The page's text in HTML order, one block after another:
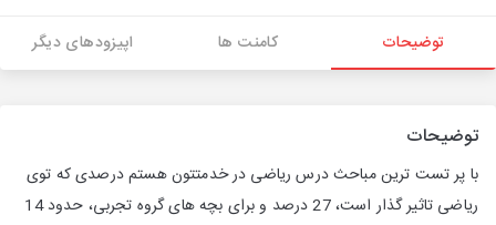
توضیحات کامنت ها اپیزودهای دیگر
توضیحات
با پر تست ترین مباحث درس ریاضی در خدمتتون هستم درصدی که توی
ریاضی تاثیر گذار است، 27 درصد و برای بچه های گروه تجربی، حدود 14